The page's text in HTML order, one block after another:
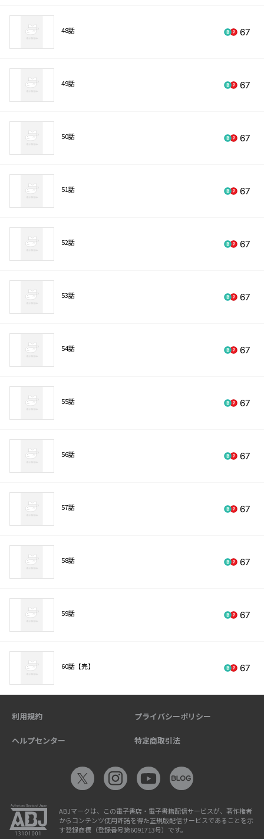
48話 67
49話 67
50話 67
51話 67
52話 67
53話 67
54話 67
55話 67
56話 67
57話 67
58話 67
59話 67
60話【完】 67
利用規約 プライバシーポリシー
ヘルプセンター 特定商取引法
ABJマークは、この電子書店・電子書籍配信サービスが、著作権者
からコンテンツ使用許諾を得た正規版配信サービスであることを示
す登録商標（登録番号第6091713号）です。